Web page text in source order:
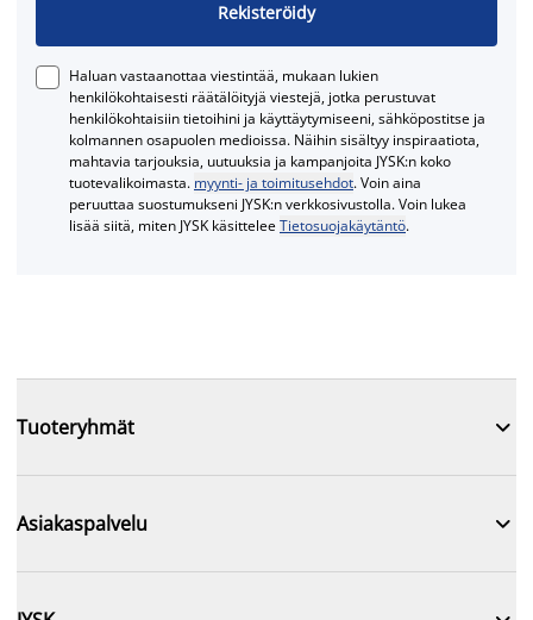
Rekisteröidy
Haluan vastaanottaa viestintää, mukaan lukien
henkilökohtaisesti räätälöityjä viestejä, jotka perustuvat
henkilökohtaisiin tietoihini ja käyttäytymiseeni, sähköpostitse ja
kolmannen osapuolen medioissa. Näihin sisältyy inspiraatiota,
mahtavia tarjouksia, uutuuksia ja kampanjoita JYSK:n koko
tuotevalikoimasta. myynti- ja toimitusehdot. Voin aina
peruuttaa suostumukseni JYSK:n verkkosivustolla. Voin lukea
lisää siitä, miten JYSK käsitteleeTietosuojakäytäntö.
Tuoteryhmät 
Asiakaspalvelu 